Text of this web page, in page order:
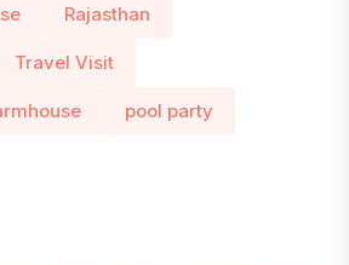
Rajasthan
Travel Visit
pool party